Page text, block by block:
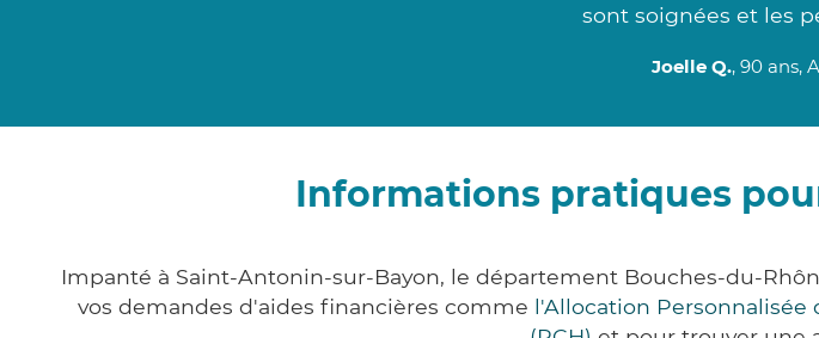
sont soignées et les
Joelle Q., 90 ans,
Informations pratiques
Impanté à Saint-Antonin-sur-Bayon, le département Bouches-du-
vos demandes d'aides financières comme l'Allocation Personnalisée